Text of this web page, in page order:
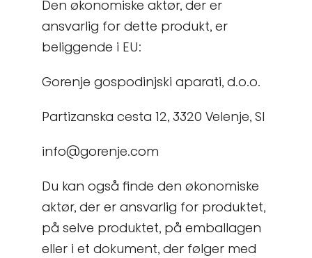
Den økonomiske aktør, der er
ansvarlig for dette produkt, er
beliggende i EU:
Gorenje gospodinjski aparati, d.o.o.
Partizanska cesta 12, 3320 Velenje, SI
info@gorenje.com
Du kan også finde den økonomiske
aktør, der er ansvarlig for produktet,
på selve produktet, på emballagen
eller i et dokument, der følger med